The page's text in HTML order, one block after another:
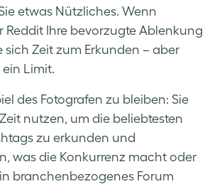
etwas Nützliches. Wenn
Reddit Ihre bevorzugte Ablenkung
sich Zeit zum Erkunden – aber
ein Limit.
des Fotografen zu bleiben: Sie
nutzen, um die beliebtesten
zu erkunden und
was die Konkurrenz macht oder
branchenbezogenes Forum